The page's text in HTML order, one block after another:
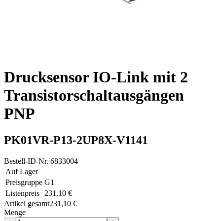
Drucksensor IO-Link mit 2
Transistorschaltausgängen
PNP
PK01VR-P13-2UP8X-V1141
Bestell-ID-Nr. 6833004
Auf Lager
Preisgruppe G1
Listenpreis
231,10 €
Artikel gesamt231,10 €
Menge